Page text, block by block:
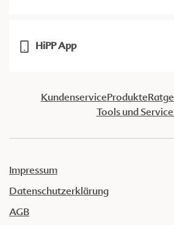
HiPP App
KundenserviceProdukte
Tools und
Impressum
Datenschutzerklärung
AGB